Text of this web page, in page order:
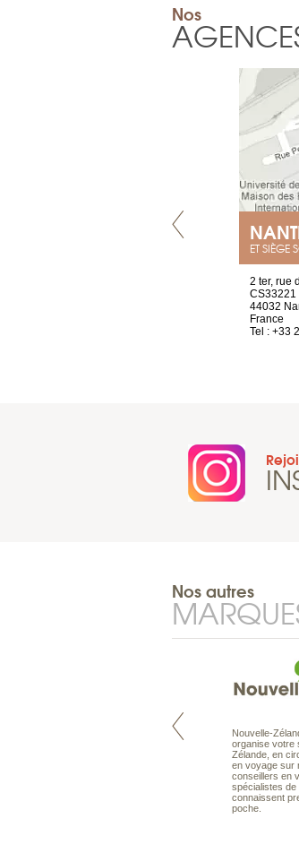
Nos
ET SIÈGE
2 ter, rue
CS33221
44032
France
Tel : +33
Nos autres
Pacifique à la carte est le spécialiste
Nouvelle-
organise votre
Zélande, en
en voyage sur
conseillers en
spécialistes de
connaissent
poche.